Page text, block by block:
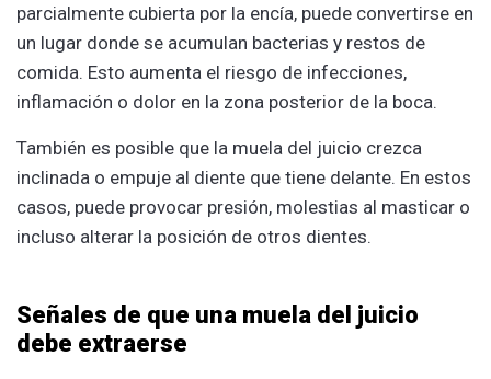
parcialmente cubierta por la encía, puede convertirse en
un lugar donde se acumulan bacterias y restos de
comida. Esto aumenta el riesgo de infecciones,
inflamación o dolor en la zona posterior de la boca.
También es posible que la muela del juicio crezca
inclinada o empuje al diente que tiene delante. En estos
casos, puede provocar presión, molestias al masticar o
incluso alterar la posición de otros dientes.
Señales de que una muela del juicio
debe extraerse